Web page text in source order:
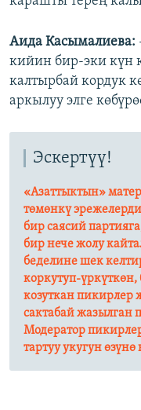
Аида Касымалиева:
кийин бир-эки күн
калтырбай кордук
аркылуу элге
Эскертүү!
«Азаттыктын»
төмөнкү
бир саясий
бир нече жолу
беделине шек
коркутуп-
козуткан пикирлер
сактабай жазылган
Модератор
тартуу укугун өзүнө